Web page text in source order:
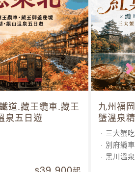
道.藏王纜車.藏王
泉五日遊
九州福
蟹溫泉
三大蟹
別府纜車
黑川溫泉